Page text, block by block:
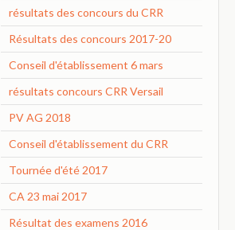
résultats des concours du CRR
Résultats des concours 2017-20
Conseil d'établissement 6 mars
résultats concours CRR Versail
PV AG 2018
Conseil d'établissement du CRR
Tournée d'été 2017
CA 23 mai 2017
Résultat des examens 2016